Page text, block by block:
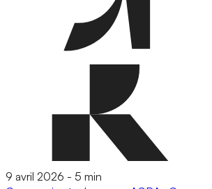
9 avril 2026 - 5 min